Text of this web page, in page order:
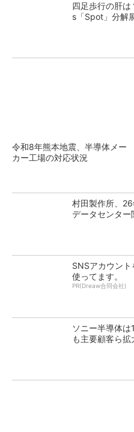
四足歩行の肝
s「Spot」分解
令和8年熊本地震、半導体メー
カー工場の対応状況
村田製作所、
データセンター
SNSアカウン
使ってます。
PR(Dreaw合同会社)
ソニー半導体
も主要顧客ら拡